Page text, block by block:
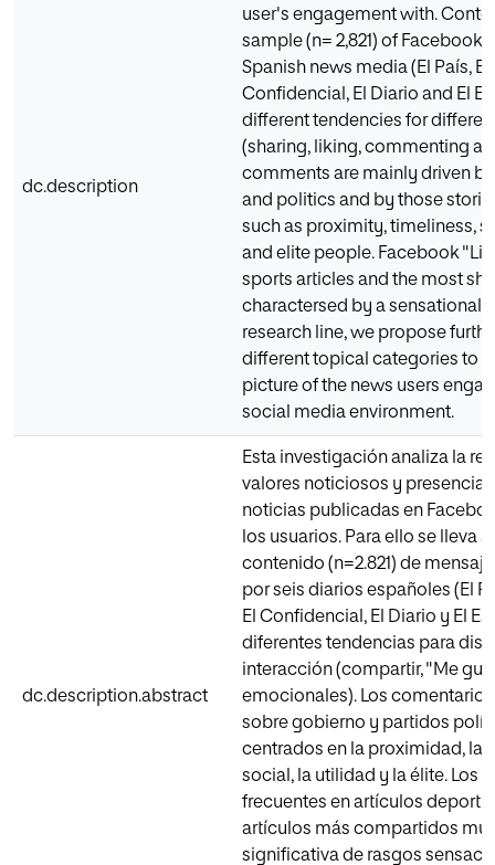
dc.description
user's engagement with.
sample (n= 2,821) of Facebook
Spanish news media (El País,
Confidencial, El Diario and El
different tendencies for
(sharing, liking, commenting
comments are mainly driven
and politics and by those
such as proximity, timeliness,
and elite people. Facebook
sports articles and the most
charactersed by a
research line, we propose
different topical categories to
picture of the news users
social media environment.
dc.description.abstract
Esta investigación analiza la
valores noticiosos y presencia
noticias publicadas en
los usuarios. Para ello se lleva
contenido (n=2.821) de
por seis diarios españoles (El
El Confidencial, El Diario y El
diferentes tendencias para
interacción (compartir, "Me
emocionales). Los
sobre gobierno y partidos
centrados en la proximidad, la
social, la utilidad y la élite. Los
frecuentes en artículos
artículos más compartidos
significativa de rasgos